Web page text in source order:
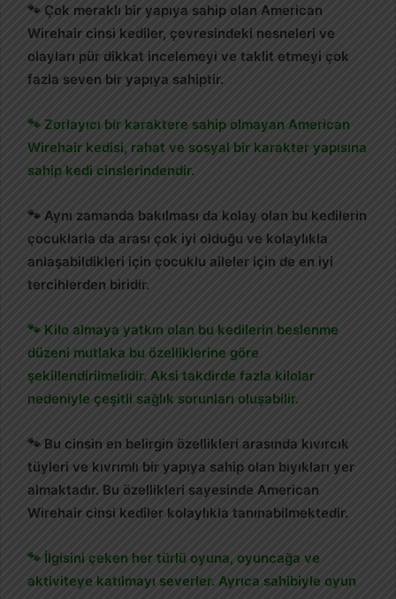
🐾 Çok meraklı bir yapıya sahip olan American
Wirehair cinsi kediler, çevresindeki nesneleri ve
olayları pür dikkat incelemeyi ve taklit etmeyi çok
fazla seven bir yapıya sahiptir.
🐾 Zorlayıcı bir karaktere sahip olmayan American
Wirehair kedisi, rahat ve sosyal bir karakter yapısına
sahip kedi cinslerindendir.
🐾 Aynı zamanda bakılması da kolay olan bu kedilerin
çocuklarla da arası çok iyi olduğu ve kolaylıkla
anlaşabildikleri için çocuklu aileler için de en iyi
tercihlerden biridir.
🐾 Kilo almaya yatkın olan bu kedilerin beslenme
düzeni mutlaka bu özelliklerine göre
şekillendirilmelidir. Aksi takdirde fazla kilolar
nedeniyle çeşitli sağlık sorunları oluşabilir.
🐾 Bu cinsin en belirgin özellikleri arasında kıvırcık
tüyleri ve kıvrımlı bir yapıya sahip olan bıyıkları yer
almaktadır. Bu özellikleri sayesinde American
Wirehair cinsi kediler kolaylıkla tanınabilmektedir.
🐾 İlgisini çeken her türlü oyuna, oyuncağa ve
aktiviteye katılmayı severler. Ayrıca sahibiyle oyun